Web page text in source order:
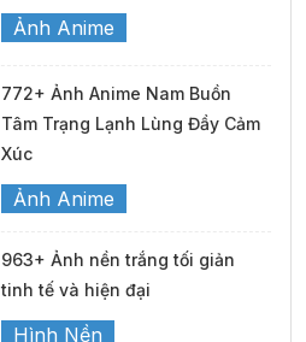
Ảnh Anime
772+ Ảnh Anime Nam Buồn
Tâm Trạng Lạnh Lùng Đầy Cảm
Xúc
Ảnh Anime
963+ Ảnh nền trắng tối giản
tinh tế và hiện đại
Hình Nền